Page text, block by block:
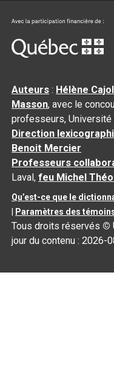
Auteurs : Hélène
Masson, avec le
professeurs, Université
Direction
Benoit Mercier
Professeurs
Laval,feu Michel
Qu’est-ce que le
Paramètres des
Tous droits réservés ©
jour du contenu :2026-